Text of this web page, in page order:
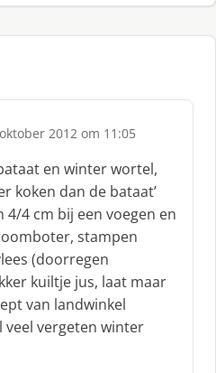
2012 om 11:05
en winter wortel,
koken dan de bataat’
4/4 cm bij een voegen en
stampen
(doorregen
kuiltje jus, laat maar
van landwinkel
veel vergeten winter